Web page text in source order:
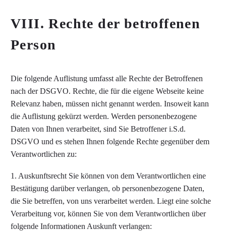
VIII. Rechte der betroffenen
Person
Die folgende Auflistung umfasst alle Rechte der Betroffenen
nach der DSGVO. Rechte, die für die eigene Webseite keine
Relevanz haben, müssen nicht genannt werden. Insoweit kann
die Auflistung gekürzt werden. Werden personenbezogene
Daten von Ihnen verarbeitet, sind Sie Betroffener i.S.d.
DSGVO und es stehen Ihnen folgende Rechte gegenüber dem
Verantwortlichen zu:
1. Auskunftsrecht Sie können von dem Verantwortlichen eine
Bestätigung darüber verlangen, ob personenbezogene Daten,
die Sie betreffen, von uns verarbeitet werden. Liegt eine solche
Verarbeitung vor, können Sie von dem Verantwortlichen über
folgende Informationen Auskunft verlangen: